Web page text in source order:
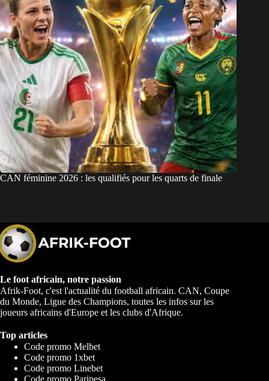
CAN féminine 2026 : les qualifiés pour les quarts de finale
Le foot africain, notre passion
Afrik-Foot, c'est l'actualité du football africain. CAN, Coupe
du Monde, Ligue des Champions, toutes les infos sur les
joueurs africains d'Europe et les clubs d'Afrique.
Top articles
Code promo Melbet
Code promo 1xbet
Code promo Linebet